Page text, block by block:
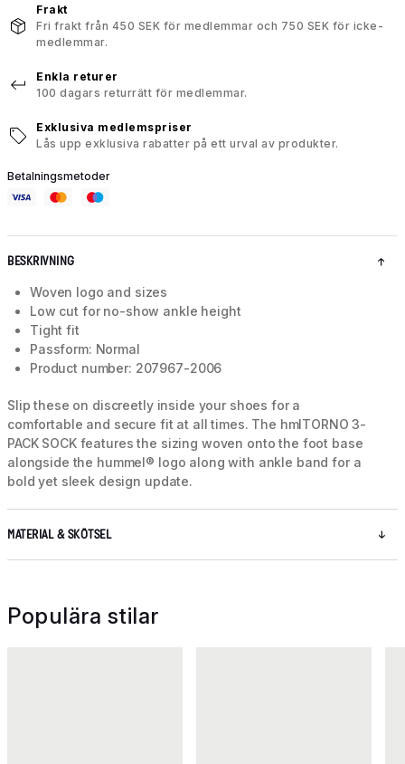
Frakt
Fri frakt från 450 SEK för medlemmar och 750 SEK för icke-
medlemmar.
Enkla returer
100 dagars returrätt för medlemmar.
Exklusiva medlemspriser
Lås upp exklusiva rabatter på ett urval av produkter.
Betalningsmetoder
BESKRIVNING
Woven logo and sizes
Low cut for no-show ankle height
Tight fit
Passform: Normal
Product number: 207967-2006
Slip these on discreetly inside your shoes for a
comfortable and secure fit at all times. The hmlTORNO 3-
PACK SOCK features the sizing woven onto the foot base
alongside the hummel® logo along with ankle band for a
bold yet sleek design update.
MATERIAL & SKÖTSEL
Populära stilar